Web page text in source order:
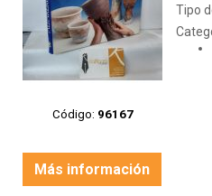
Código: 96167
Tipo
Más información